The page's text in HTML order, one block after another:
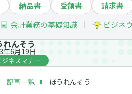
納品書 受領書
請求書
会計業務の基礎知識 ビジネ
れんそう
年6月19日
ジネスマナー
記事一覧 ほうれんそう